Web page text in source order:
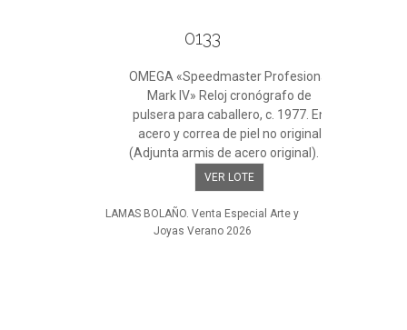
0133
OMEGA «Speedmaster Profesional
Mark IV» Reloj cronógrafo de
pulsera para caballero, c. 1977. En
acero y correa de piel no original
(Adjunta armis de acero original). ...
VER LOTE
LAMAS BOLAÑO. Venta Especial Arte y
Joyas Verano 2026